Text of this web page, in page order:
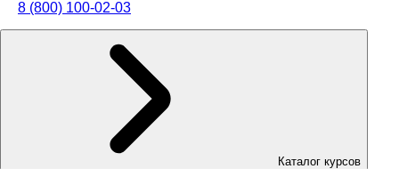
8 (800) 100-02-03
Каталог курсов